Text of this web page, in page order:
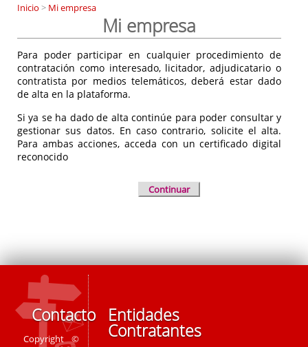
Inicio > Mi empresa
Mi empresa
Para poder participar en cualquier procedimiento de
contratación como interesado, licitador, adjudicatario o
contratista por medios telemáticos, deberá estar dado
de alta en la plataforma.
Si ya se ha dado de alta continúe para poder consultar y
gestionar sus datos. En caso contrario, solicite el alta.
Para ambas acciones, acceda con un certificado digital
reconocido
Continuar
Contacto
Copyright ©
Entidades
Contratantes